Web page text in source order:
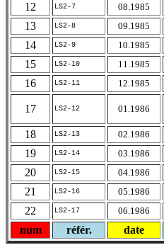
12 LS2-7 08.1985
13
LS2-8 09.1985
14
LS2-9 10.1985
15
LS2-10 11.1985
16
LS2-11 12.1985
17 LS2-12 01.1986
18 LS2-13 02.1986
19
LS2-14 03.1986
20
LS2-15 04.1986
21
LS2-16 05.1986
22
LS2-17 06.1986
num
référ. date